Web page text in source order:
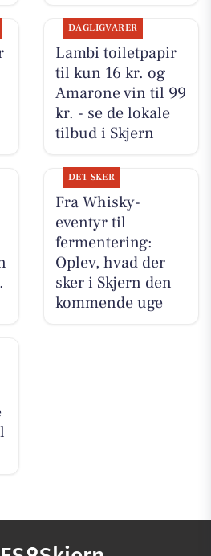
DAGLIGVARER
Lambi toiletpapir
til kun 16 kr. og
Amarone vin til 99
kr. - se de lokale
tilbud i Skjern
DET SKER
Fra Whisky-
eventyr til
fermentering:
Oplev, hvad der
sker i Skjern den
kommende uge